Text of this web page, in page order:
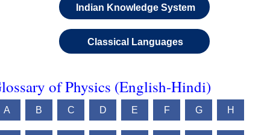
Indian Knowledge System
Classical Languages
of Physics (English-Hindi)
A B C D E F G H